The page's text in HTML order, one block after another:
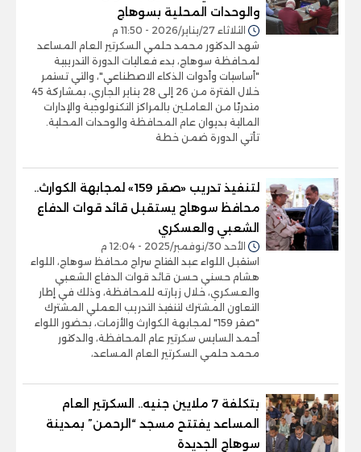
والوحدات المحلية بسوهاج
الثلاثاء 27/يناير/2026 - 11:50 م
شهد الدكتور محمد حلمي السكرتير العام المساعد
لمحافظة سوهاج، بدء فعاليات الدورة التدريبية
"أساسيات وأدوات الذكاء الاصطناعي"، والتي تستمر
خلال الفترة من 26 إلى 28 يناير الجاري، بمشاركة 45
متدربًا من العاملين بالمراكز التكنولوجية والإدارات
المالية بديوان عام المحافظة والوحدات المحلية.
تأتي الدورة ضمن خطة
لتنفيذ تدريب «صقر 159» لمجابهة الكوارث..
محافظ سوهاج يستقبل قائد قوات الدفاع
الشعبي والعسكري
الأحد 30/نوفمبر/2025 - 12:04 م
استقبل اللواء عبد الفتاح سراج محافظ سوهاج، اللواء
هشام حسني حسن قائد قوات الدفاع الشعبي
والعسكري، خلال زيارته للمحافظة، وذلك في إطار
التعاون المشترك لتنفيذ التدريب العملي المشترك
"صقر 159" لمجابهة الكوارث والأزمات، بحضور اللواء
أحمد السايس سكرتير عام المحافظة، والدكتور
محمد حلمي السكرتير العام المساعد،
بتكلفة 7 ملايين جنيه.. السكرتير العام
المساعد يفتتح مسجد “الرحمن” بمدينة
سوهاج الجديدة